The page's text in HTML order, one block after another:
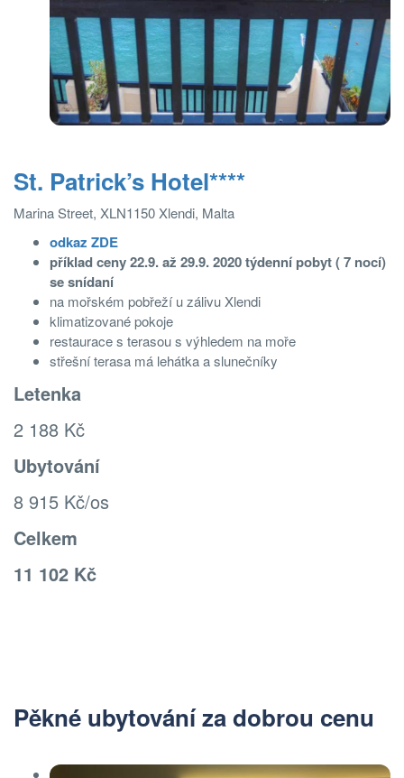
St. Patrick’s Hotel****
Marina Street, XLN1150 Xlendi, Malta
odkaz ZDE
příklad ceny 22.9. až 29.9. 2020 týdenní pobyt ( 7 nocí)
se snídaní
na mořském pobřeží u zálivu Xlendi
klimatizované pokoje
restaurace s terasou s výhledem na moře
střešní terasa má lehátka a slunečníky
Letenka
2 188 Kč
Ubytování
8 915 Kč/os
Celkem
11 102 Kč
Pěkné ubytování za dobrou cenu